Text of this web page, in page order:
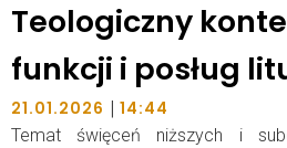
Teologiczny
funkcji i posług
21.01.2026 | 14:44
Temat święceń niższych i